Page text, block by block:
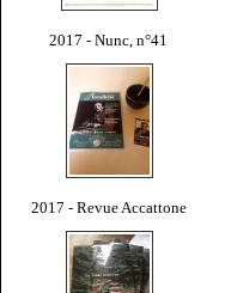
2017 - Nunc, n°41
2017 - Revue Accattone